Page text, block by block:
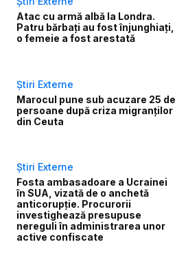
Atac cu armă albă la Londra.
Patru bărbați au fost înjunghiați,
o femeie a fost arestată
Știri Externe
Marocul pune sub acuzare 25 de
persoane după criza migranților
din Ceuta
Știri Externe
Fosta ambasadoare a Ucrainei
în SUA, vizată de o anchetă
anticorupție. Procurorii
investighează presupuse
nereguli în administrarea unor
active confiscate